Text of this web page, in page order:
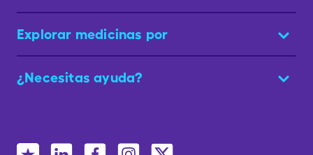
Explorar medicinas por
¿Necesitas ayuda?